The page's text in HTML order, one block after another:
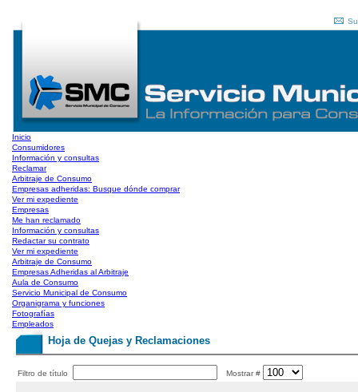
Inicio
Consumidores
Información y consultas
Reclamar
Arbitraje de Consumo
Empresas adheridas: Busque dónde comprar
Ver mi expediente
Empresas
Me han reclamado
Información y consultas
Redactar su contrato
Ver mi expediente
Arbitraje de Consumo
Empresas Adheridas al Arbitraje
Aula de Consumo
Servicio Municipal de Consumo
Organigrama y funciones
Fotografías
Empleados
Hoja de Quejas y Reclamaciones
Filtro de título Mostrar #